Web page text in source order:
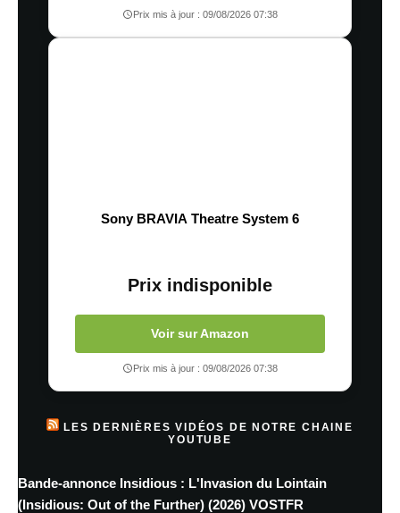
Prix mis à jour : 09/08/2026 07:38
Sony BRAVIA Theatre System 6
Prix indisponible
Voir sur Amazon
Prix mis à jour : 09/08/2026 07:38
LES DERNIÈRES VIDÉOS DE NOTRE CHAINE
YOUTUBE
Bande-annonce Insidious : L'Invasion du Lointain
(Insidious: Out of the Further) (2026) VOSTFR